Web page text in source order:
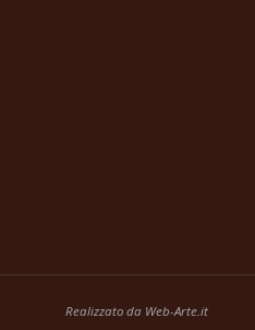
Realizzato da Web-Arte.it